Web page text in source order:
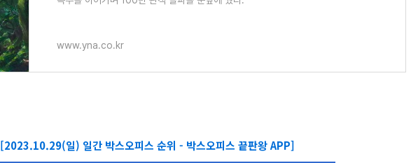
www.yna.co.kr
[2023.10.29(일) 일간 박스오피스 순위 - 박스오피스 끝판왕 APP]